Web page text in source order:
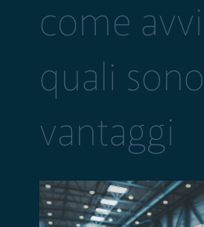
come
quali
vantaggi